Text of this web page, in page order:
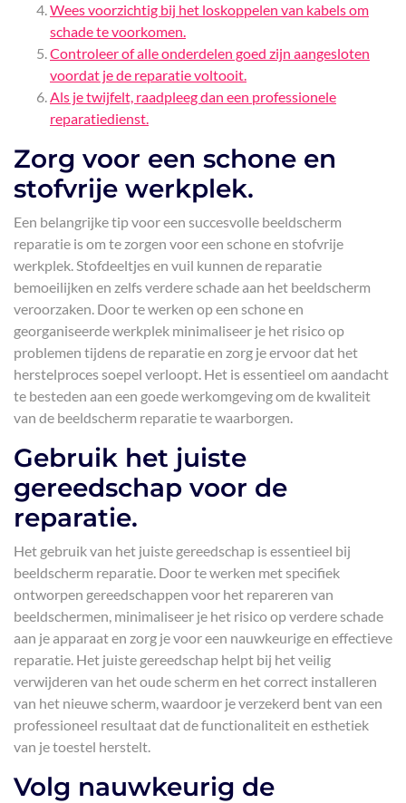
Wees voorzichtig bij het loskoppelen van kabels om
schade te voorkomen.
Controleer of alle onderdelen goed zijn aangesloten
voordat je de reparatie voltooit.
Als je twijfelt, raadpleeg dan een professionele
reparatiedienst.
Zorg voor een schone en
stofvrije werkplek.
Een belangrijke tip voor een succesvolle beeldscherm
reparatie is om te zorgen voor een schone en stofvrije
werkplek. Stofdeeltjes en vuil kunnen de reparatie
bemoeilijken en zelfs verdere schade aan het beeldscherm
veroorzaken. Door te werken op een schone en
georganiseerde werkplek minimaliseer je het risico op
problemen tijdens de reparatie en zorg je ervoor dat het
herstelproces soepel verloopt. Het is essentieel om aandacht
te besteden aan een goede werkomgeving om de kwaliteit
van de beeldscherm reparatie te waarborgen.
Gebruik het juiste
gereedschap voor de
reparatie.
Het gebruik van het juiste gereedschap is essentieel bij
beeldscherm reparatie. Door te werken met specifiek
ontworpen gereedschappen voor het repareren van
beeldschermen, minimaliseer je het risico op verdere schade
aan je apparaat en zorg je voor een nauwkeurige en effectieve
reparatie. Het juiste gereedschap helpt bij het veilig
verwijderen van het oude scherm en het correct installeren
van het nieuwe scherm, waardoor je verzekerd bent van een
professioneel resultaat dat de functionaliteit en esthetiek
van je toestel herstelt.
Volg nauwkeurig de